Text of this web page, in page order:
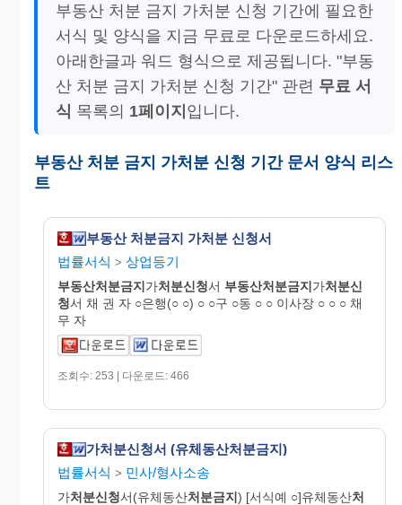
부동산 처분 금지 가처분 신청 기간에 필요한
서식 및 양식을 지금 무료로 다운로드하세요.
아래한글과 워드 형식으로 제공됩니다. "부동
산 처분 금지 가처분 신청 기간" 관련 무료 서
식 목록의 1페이지 입니다.
부동산 처분 금지 가처분 신청 기간 문서 양식 리스
트
부동산 처분금지 가처분 신청서
법률서식 > 상업등기
부동산처분금지가처분신청서 부동산처분금지가처분신
청서 채 권 자 ○은행(○ ○) ○ ○구 ○동 ○ ○ 이사장 ○ ○ ○ 채
무 자
조회수: 253 | 다운로드: 466
가처분신청서 (유체동산처분금지)
법률서식 > 민사/형사소송
가처분신청서(유체동산처분금지) [서식예 ○]유체동산처